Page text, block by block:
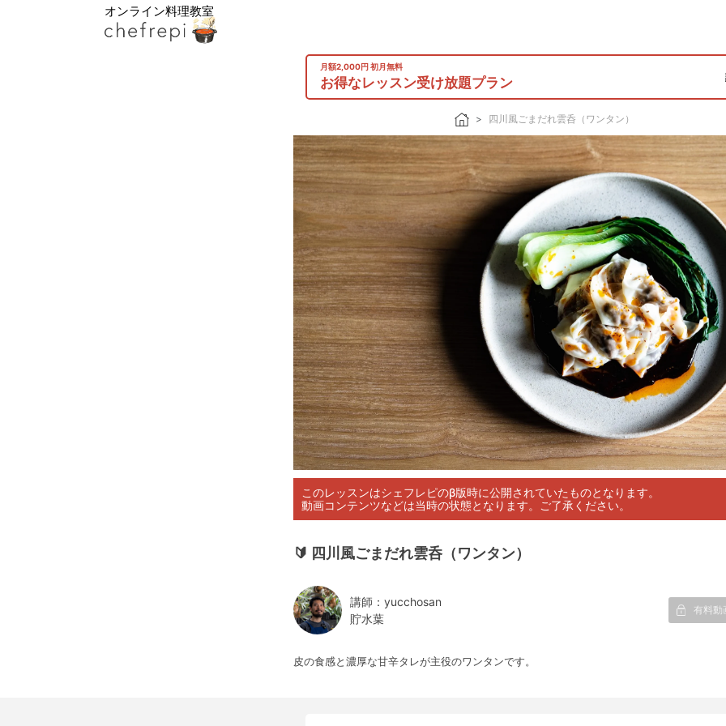
オンライン料理教室
月額2,000円 初月無料
お得なレッスン受け放題プラン
四川風ごまだれ雲呑（ワンタン）
このレッスンはシェフレピのβ版時に公開されていたものとなります。
動画コンテンツなどは当時の状態となります。ご了承ください。
🔰 四川風ごまだれ雲呑（ワンタン）
講師：yucchosan
貯水葉
有料動
皮の食感と濃厚な甘辛タレが主役のワンタンです。